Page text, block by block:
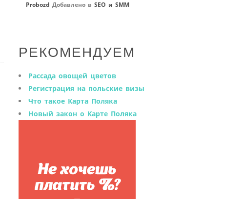
Probozd Добавлено в SEO и SMM
РЕКОМЕНДУЕМ
Рассада овощей цветов
Регистрация на польские визы
Что такое Карта Поляка
Новый закон о Карте Поляка